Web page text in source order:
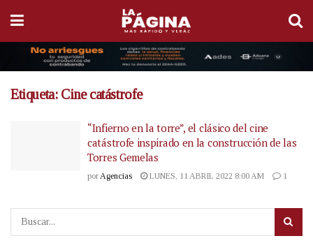
Etiqueta: Cine catástrofe
“Infierno en la torre”, el clásico del cine
catástrofe inspirado en la construcción de las
Torres Gemelas
por Agencias LUNES, 11 ABRIL 2022 8:00 AM 1